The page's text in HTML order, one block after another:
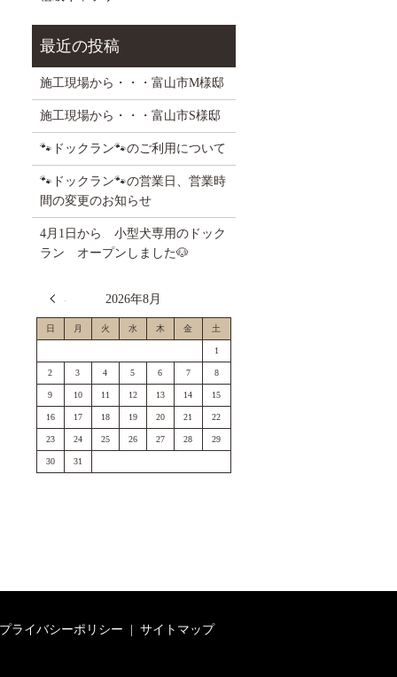
施工現場から・・・富山市M様邸
施工現場から・・・富山市S様邸
🐾ドックラン🐾のご利用について
🐾ドックラン🐾の営業日、営業時
間の変更のお知らせ
4月1日から 小型犬専用のドック
ラン オープンしました🐶
2026年8月
日 月 火 水 木 金 土
1
2 3 4 5 6 7 8
9 10 11 12 13 14 15
16 17 18 19 20 21 22
23 24 25 26 27 28 29
30 31
ライバシーポリシー サイトマップ